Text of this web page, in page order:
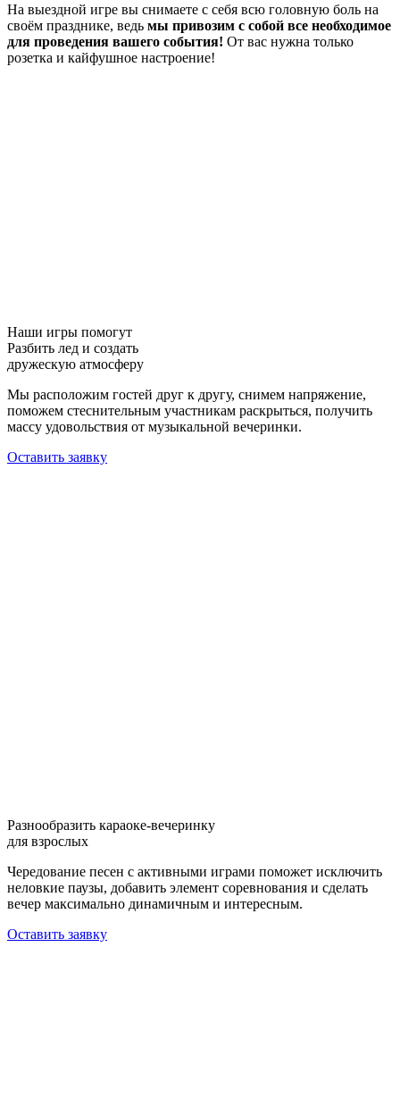
На выездной игре вы снимаете с себя всю головную боль на
своём празднике, ведь мы привозим с собой все необходимое
для проведения вашего события! От вас нужна только
розетка и кайфушное настроение!
Наши игры помогут
Разбить лед и создать
дружескую атмосферу
Мы расположим гостей друг к другу, снимем напряжение,
поможем стеснительным участникам раскрыться, получить
массу удовольствия от музыкальной вечеринки.
Оставить заявку
Разнообразить караоке-вечеринку
для взрослых
Чередование песен с активными играми поможет исключить
неловкие паузы, добавить элемент соревнования и сделать
вечер максимально динамичным и интересным.
Оставить заявку